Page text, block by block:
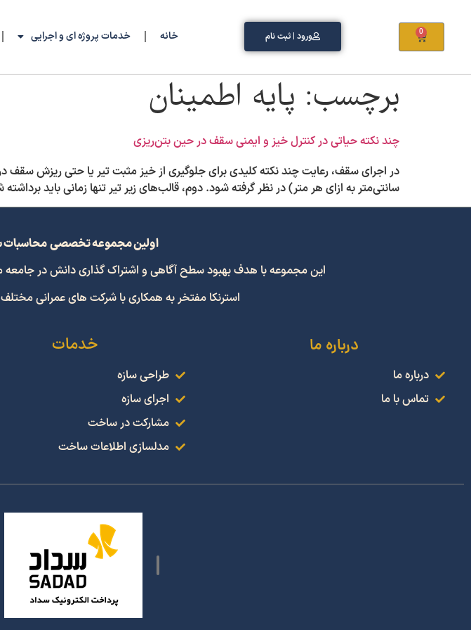
0 ورود | ثبت نام خانه خدمات پروژه ای و اجرایی
برچسب: پایه اطمینان
چند نکته حیاتی در کنترل خیز و ایمنی سقف در حین بتن‌ریزی
سانتی‌متر به ازای هر متر) در نظر گرفته شود. دوم، قالب‌های زیر تیر تنها زمانی باید برداشته شوند
اولین مجموعه تخصصی محاسبات
این مجموعه با هدف بهبود سطح آگاهی و اشتراک گذاری دانش در جامعه مهندسین کشور در
استرنکا مفتخر به همکاری با شرکت های عمرانی
درباره ما
درباره ما
تماس با ما
خدمات
طراحی سازه
اجرای سازه
مشارکت در ساخت
مدلسازی اطلاعات ساخت